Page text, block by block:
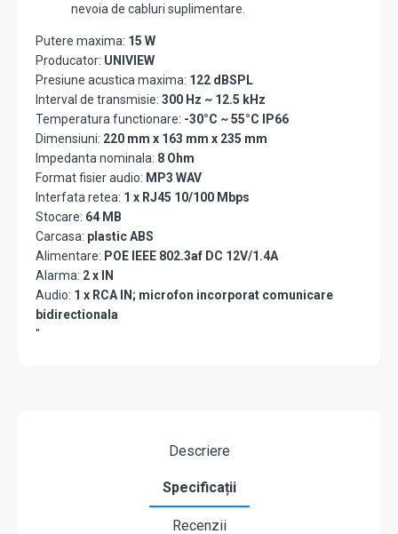
nevoia de cabluri suplimentare.
Putere maxima: 15 W
Producator: UNIVIEW
Presiune acustica maxima: 122 dBSPL
Interval de transmisie: 300 Hz ~ 12.5 kHz
Temperatura functionare: -30°C ~ 55°C IP66
Dimensiuni: 220 mm x 163 mm x 235 mm
Impedanta nominala: 8 Ohm
Format fisier audio: MP3 WAV
Interfata retea: 1 x RJ45 10/100 Mbps
Stocare: 64 MB
Carcasa: plastic ABS
Alimentare: POE IEEE 802.3af DC 12V/1.4A
Alarma: 2 x IN
Audio: 1 x RCA IN; microfon incorporat comunicare
bidirectionala
"
Descriere
Specificații
Recenzii